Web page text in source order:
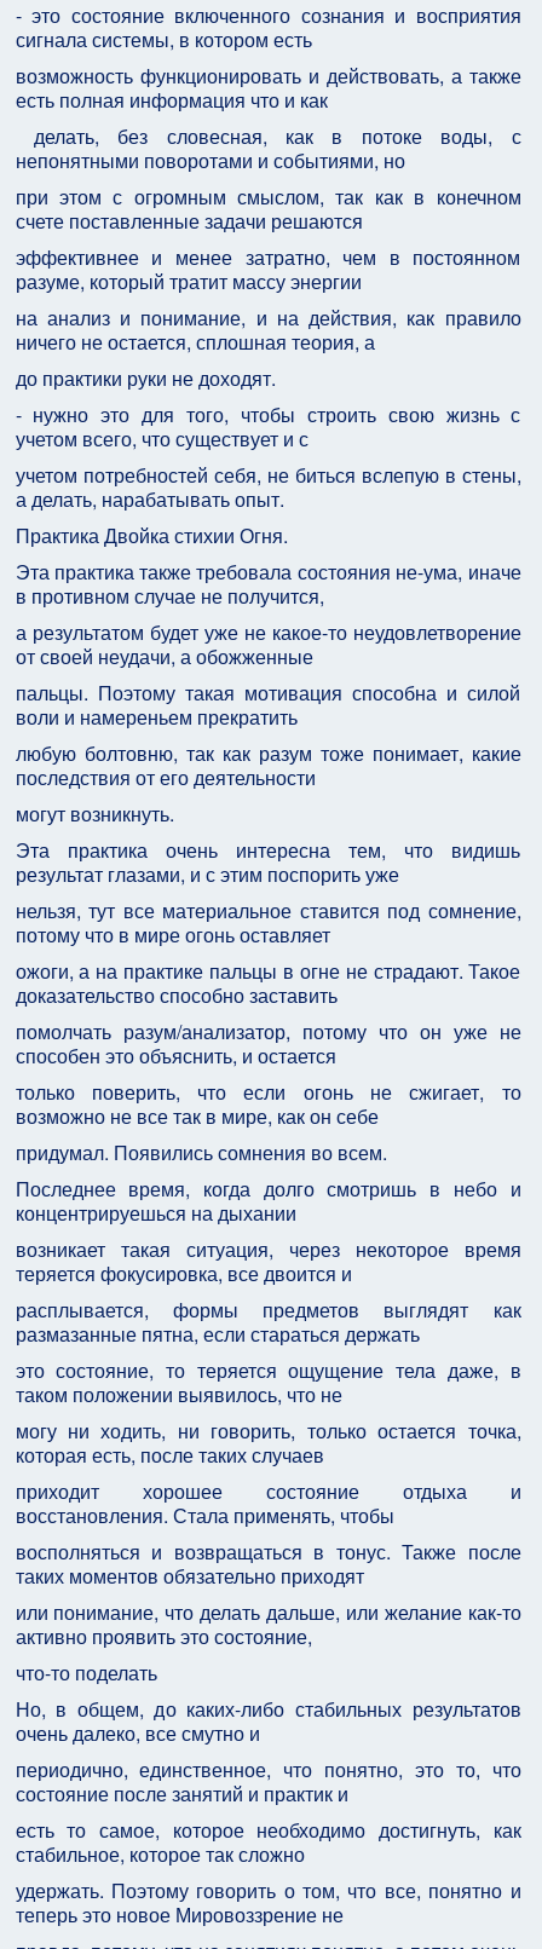
- это состояние включенного сознания и восприятия
сигнала системы, в котором есть
возможность функционировать и действовать, а также
есть полная информация что и как
делать, без словесная, как в потоке воды, с
непонятными поворотами и событиями, но
при этом с огромным смыслом, так как в конечном
счете поставленные задачи решаются
эффективнее и менее затратно, чем в постоянном
разуме, который тратит массу энергии
на анализ и понимание, и на действия, как правило
ничего не остается, сплошная теория, а
до практики руки не доходят.
- нужно это для того, чтобы строить свою жизнь с
учетом всего, что существует и с
учетом потребностей себя, не биться вслепую в стены,
а делать, нарабатывать опыт.
Практика Двойка стихии Огня.
Эта практика также требовала состояния не-ума, иначе
в противном случае не получится,
а результатом будет уже не какое-то неудовлетворение
от своей неудачи, а обожженные
пальцы. Поэтому такая мотивация способна и силой
воли и намереньем прекратить
любую болтовню, так как разум тоже понимает, какие
последствия от его деятельности
могут возникнуть.
Эта практика очень интересна тем, что видишь
результат глазами, и с этим поспорить уже
нельзя, тут все материальное ставится под сомнение,
потому что в мире огонь оставляет
ожоги, а на практике пальцы в огне не страдают. Такое
доказательство способно заставить
помолчать разум/анализатор, потому что он уже не
способен это объяснить, и остается
только поверить, что если огонь не сжигает, то
возможно не все так в мире, как он себе
придумал. Появились сомнения во всем.
Последнее время, когда долго смотришь в небо и
концентрируешься на дыхании
возникает такая ситуация, через некоторое время
теряется фокусировка, все двоится и
расплывается, формы предметов выглядят как
размазанные пятна, если стараться держать
это состояние, то теряется ощущение тела даже, в
таком положении выявилось, что не
могу ни ходить, ни говорить, только остается точка,
которая есть, после таких случаев
приходит хорошее состояние отдыха и
восстановления. Стала применять, чтобы
восполняться и возвращаться в тонус. Также после
таких моментов обязательно приходят
или понимание, что делать дальше, или желание как-то
активно проявить это состояние,
что-то поделать
Но, в общем, до каких-либо стабильных результатов
очень далеко, все смутно и
периодично, единственное, что понятно, это то, что
состояние после занятий и практик и
есть то самое, которое необходимо достигнуть, как
стабильное, которое так сложно
удержать. Поэтому говорить о том, что все, понятно и
теперь это новое Мировоззрение не